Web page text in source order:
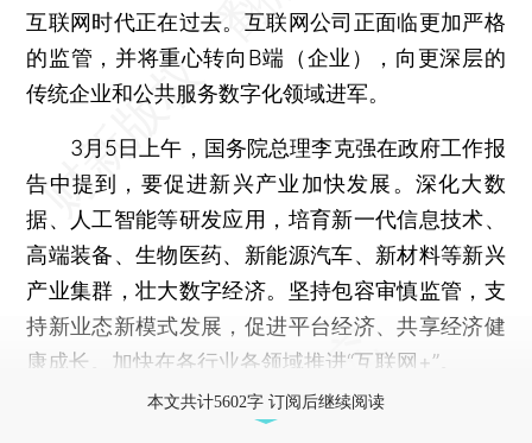
互联网时代正在过去。互联网公司正面临更加严格
的监管，并将重心转向B端（企业），向更深层的
传统企业和公共服务数字化领域进军。
3月5日上午，国务院总理李克强在政府工作报
告中提到，要促进新兴产业加快发展。深化大数
据、人工智能等研发应用，培育新一代信息技术、
高端装备、生物医药、新能源汽车、新材料等新兴
产业集群，壮大数字经济。坚持包容审慎监管，支
持新业态新模式发展，促进平台经济、共享经济健
康成长。加快在各行业各领域推进“互联网+”。
本文共计5602字 订阅后继续阅读